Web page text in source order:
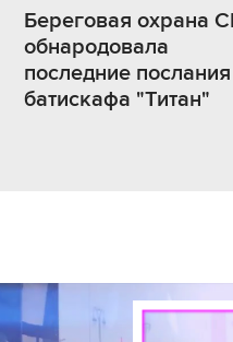
Береговая охрана
обнародовала
последние
батискафа "Титан"